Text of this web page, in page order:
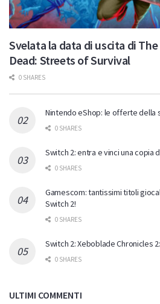
Svelata la data di uscita di
Dead: Streets of Survival
0 SHARES
Nintendo eShop: le offerte della
0 SHARES
Switch 2: entra e vinci una copia
0 SHARES
Gamescom: tantissimi titoli
Switch 2!
0 SHARES
Switch 2: Xeboblade Chronicles
0 SHARES
ULTIMI COMMENTI